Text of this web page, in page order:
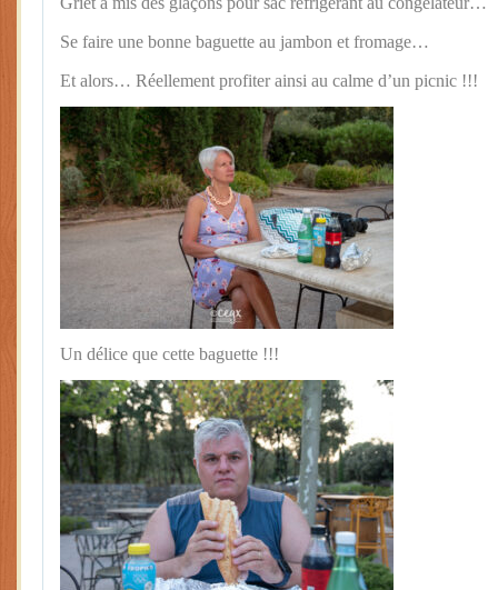
Se faire une bonne baguette au jambon et fromage…
Et alors… Réellement profiter ainsi au calme d’un picnic !!!
Un délice que cette baguette !!!